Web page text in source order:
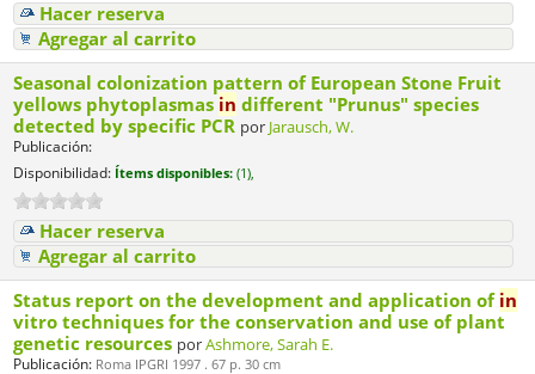
Hacer reserva
Agregar al carrito
Seasonal colonization pattern of European Stone Fruit
yellows phytoplasmas in different "Prunus" species
detected by specific PCR por Jarausch, W.
Publicación:
Disponibilidad: Ítems disponibles: (1),
Hacer reserva
Agregar al carrito
Status report on the development and application of in
vitro techniques for the conservation and use of plant
genetic resources porAshmore, Sarah E.
Publicación: Roma IPGRI 1997 . 67 p. 30 cm